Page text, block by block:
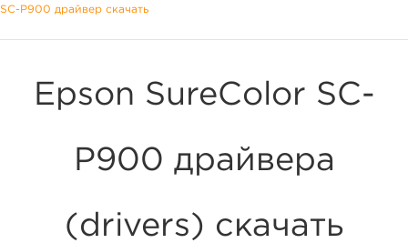
SC-P900 драйвер скачать
Epson SureColor SC-
P900 драйвера
(drivers) скачать